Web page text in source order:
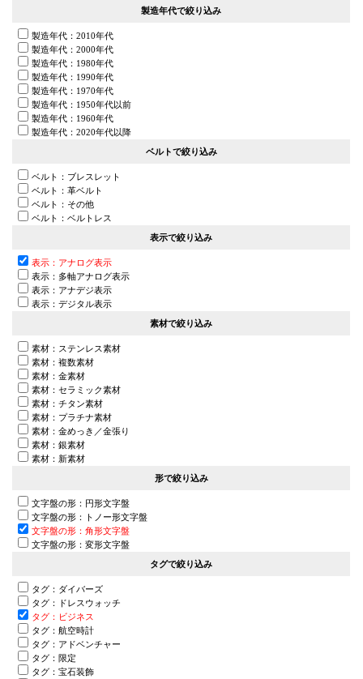
製造年代で絞り込み
製造年代：2010年代
製造年代：2000年代
製造年代：1980年代
製造年代：1990年代
製造年代：1970年代
製造年代：1950年代以前
製造年代：1960年代
製造年代：2020年代以降
ベルトで絞り込み
ベルト：ブレスレット
ベルト：革ベルト
ベルト：その他
ベルト：ベルトレス
表示で絞り込み
表示：アナログ表示
表示：多軸アナログ表示
表示：アナデジ表示
表示：デジタル表示
素材で絞り込み
素材：ステンレス素材
素材：複数素材
素材：金素材
素材：セラミック素材
素材：チタン素材
素材：プラチナ素材
素材：金めっき／金張り
素材：銀素材
素材：新素材
形で絞り込み
文字盤の形：円形文字盤
文字盤の形：トノー形文字盤
文字盤の形：角形文字盤
文字盤の形：変形文字盤
タグで絞り込み
タグ：ダイバーズ
タグ：ドレスウォッチ
タグ：ビジネス
タグ：航空時計
タグ：アドベンチャー
タグ：限定
タグ：宝石装飾